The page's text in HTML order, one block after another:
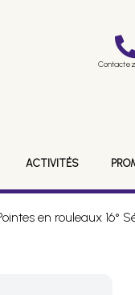
ACTIVITÉS
en rouleaux 16°